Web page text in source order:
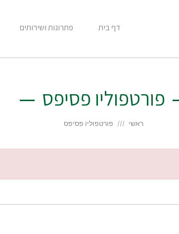
דף בית פתרונות ושירותים
פורטפוליו פסיפס
ראשי פורטפוליו פסיפס